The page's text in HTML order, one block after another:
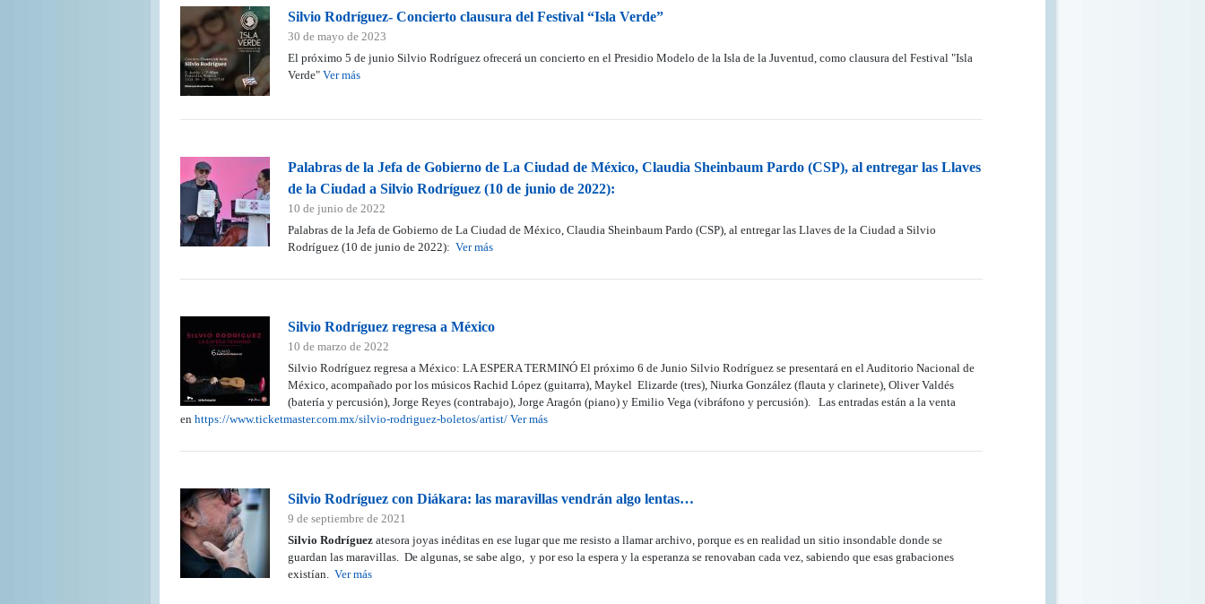
Silvio Rodríguez- Concierto clausura del Festival “Isla Verde”
30 de mayo de 2023
El próximo 5 de junio Silvio Rodríguez ofrecerá un concierto en el Presidio Modelo de la Isla de la Juventud, como clausura del Festival "Isla
Verde" Ver más
Palabras de la Jefa de Gobierno de La Ciudad de México, Claudia Sheinbaum Pardo (CSP), al entregar las Llaves
de la Ciudad a Silvio Rodríguez (10 de junio de 2022):
10 de junio de 2022
Palabras de la Jefa de Gobierno de La Ciudad de México, Claudia Sheinbaum Pardo (CSP), al entregar las Llaves de la Ciudad a Silvio
Rodríguez (10 de junio de 2022): Ver más
Silvio Rodríguez regresa a México
10 de marzo de 2022
Silvio Rodríguez regresa a México: LA ESPERA TERMINÓ El próximo 6 de Junio Silvio Rodríguez se presentará en el Auditorio Nacional de
México, acompañado por los músicos Rachid López (guitarra), Maykel Elizarde (tres), Niurka González (flauta y clarinete), Oliver Valdés
(batería y percusión), Jorge Reyes (contrabajo), Jorge Aragón (piano) y Emilio Vega (vibráfono y percusión). Las entradas están a la venta
en https://www.ticketmaster.com.mx/silvio-rodriguez-boletos/artist/ Ver más
Silvio Rodríguez con Diákara: las maravillas vendrán algo lentas…
9 de septiembre de 2021
Silvio Rodríguez atesora joyas inéditas en ese lugar que me resisto a llamar archivo, porque es en realidad un sitio insondable donde se
guardan las maravillas. De algunas, se sabe algo, y por eso la espera y la esperanza se renovaban cada vez, sabiendo que esas grabaciones
existían. Ver más